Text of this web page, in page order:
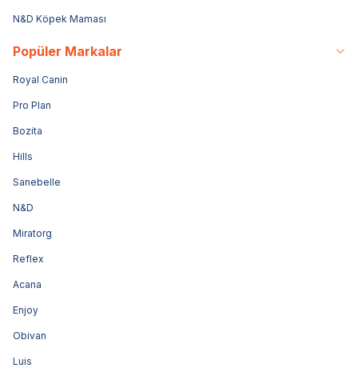
N&D Köpek Maması
Popüler Markalar
Royal Canin
Pro Plan
Bozita
Hills
Sanebelle
N&D
Miratorg
Reflex
Acana
Enjoy
Obivan
Luis